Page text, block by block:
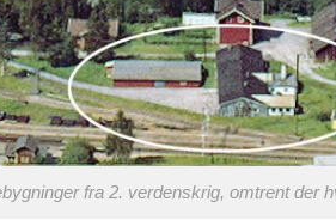
fra 2. verdenskrig, omtrent der